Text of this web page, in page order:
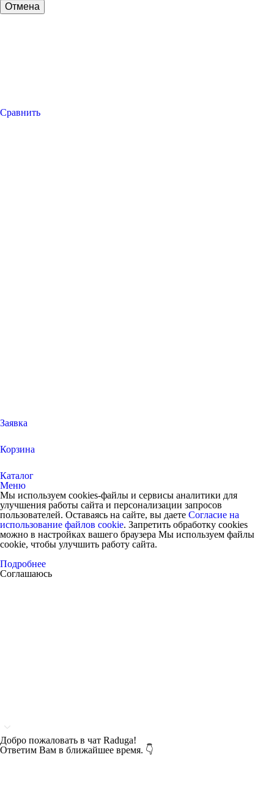
Отмена
Сравнить
Заявка
Корзина
Каталог
Меню
Мы используем cookies-файлы и сервисы аналитики для
улучшения работы сайта и персонализации запросов
пользователей. Оставаясь на сайте, вы даете Согласие на
использование файлов cookie. Запретить обработку cookies
можно в настройках вашего браузера Мы используем файлы
cookie, чтобы улучшить работу сайта.
Подробнее
Соглашаюсь
Добро пожаловать в чат Raduga!
Ответим Вам в ближайшее время. 👇